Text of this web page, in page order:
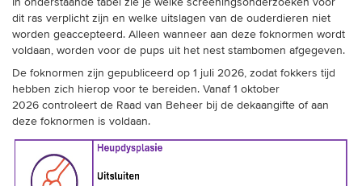
dit ras verplicht zijn en welke uitslagen van de ouderdieren niet
worden geaccepteerd. Alleen wanneer aan deze foknormen wordt
voldaan, worden voor de pups uit het nest stambomen afgegeven.
hebben zich hierop voor te bereiden. Vanaf 1 oktober
2026 controleert de Raad van Beheer bij de dekaangifte of aan
deze foknormen is voldaan.